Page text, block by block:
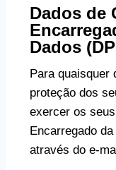
Dados de
Dados
Para quaisquer
proteção dos
exercer os
Encarregado
através do e-